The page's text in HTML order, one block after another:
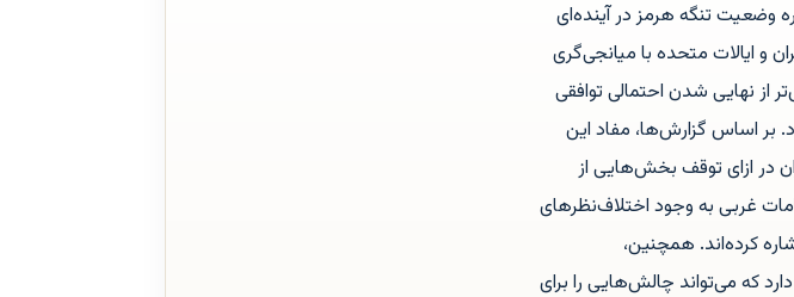
وضعیت تنگه هرمز در آینده‌ای
و ایالات متحده با میانجی‌گری
از نهایی شدن احتمالی توافقی
بر اساس گزارش‌ها، مفاد این
در ازای توقف بخش‌هایی از
غربی به وجود اختلاف‌نظرهای
کرده‌اند. همچنین،
که می‌تواند چالش‌هایی را برای